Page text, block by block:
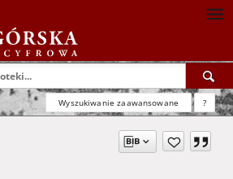
Wyszukiwanie zaawansowane ?